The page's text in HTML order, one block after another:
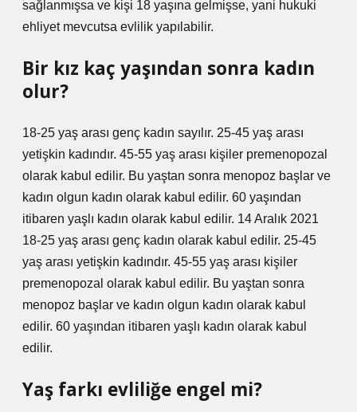
sağlanmışsa ve kişi 18 yaşına gelmişse, yani hukuki
ehliyet mevcutsa evlilik yapılabilir.
Bir kız kaç yaşından sonra kadın
olur?
18-25 yaş arası genç kadın sayılır. 25-45 yaş arası
yetişkin kadındır. 45-55 yaş arası kişiler premenopozal
olarak kabul edilir. Bu yaştan sonra menopoz başlar ve
kadın olgun kadın olarak kabul edilir. 60 yaşından
itibaren yaşlı kadın olarak kabul edilir. 14 Aralık 2021
18-25 yaş arası genç kadın olarak kabul edilir. 25-45
yaş arası yetişkin kadındır. 45-55 yaş arası kişiler
premenopozal olarak kabul edilir. Bu yaştan sonra
menopoz başlar ve kadın olgun kadın olarak kabul
edilir. 60 yaşından itibaren yaşlı kadın olarak kabul
edilir.
Yaş farkı evliliğe engel mi?